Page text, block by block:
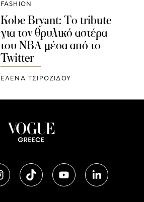
FASHION
Kobe Bryant: To tribute
για τον θρυλικό αστέρα
του NBA μέσα από τo
Twitter
ΈΛΕΝΑ ΤΣΙΡΟΖΊΔΟΥ